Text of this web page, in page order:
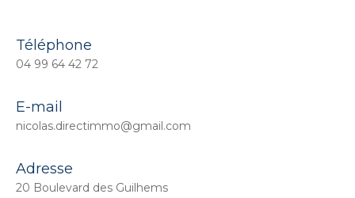
Téléphone
04 99 64 42 72
E-mail
nicolas.directimmo@gmail.com
Adresse
20 Boulevard des Guilhems